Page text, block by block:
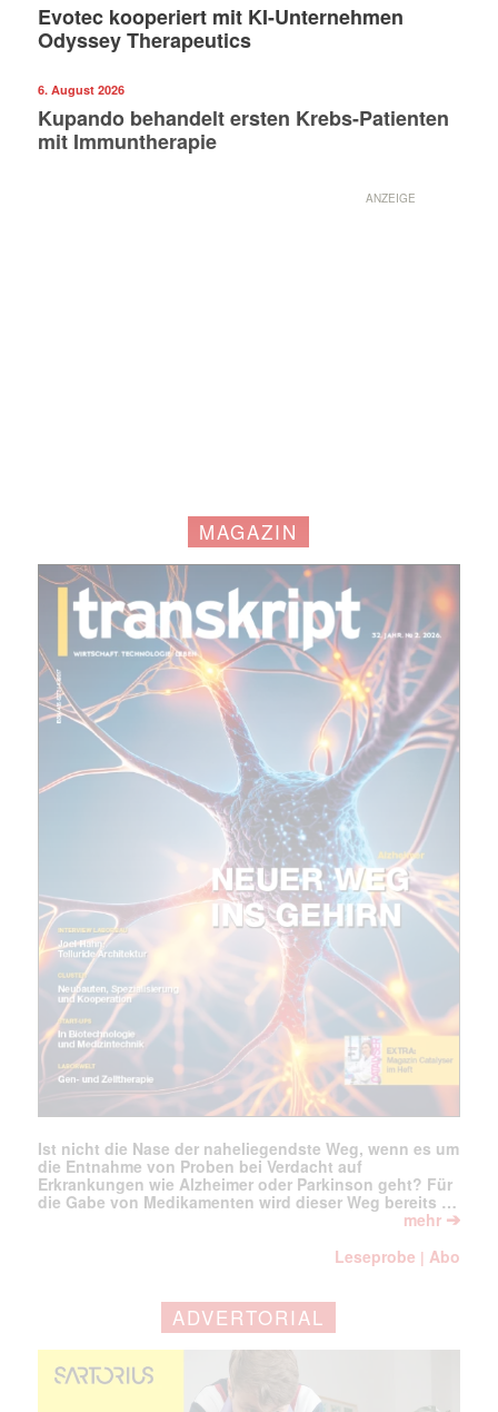
Mit dem |transkript-Newsletter
jede Woche aktuell informiert.
Evotec kooperiert mit KI-Unternehmen
Odyssey Therapeutics
6. August 2026
Kupando behandelt ersten Krebs-Patienten
mit Immuntherapie
ANZEIGE
MAGAZIN
Ist nicht die Nase der naheliegendste Weg, wenn es um
die Entnahme von Proben bei Verdacht auf
Erkrankungen wie Alzheimer oder Parkinson geht? Für
die Gabe von Medikamenten wird dieser Weg bereits …
mehr ➔
Leseprobe |Abo
ADVERTORIAL